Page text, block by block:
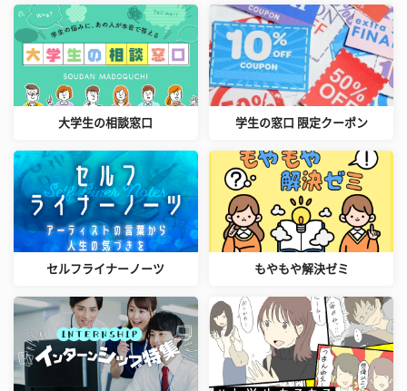
大学生の相談窓口 学生の窓口 限定クーポン
セルフライナーノーツ もやもや解決ゼミ